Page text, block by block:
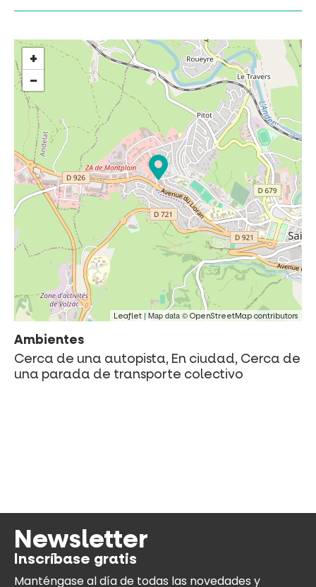
+
−
Leaflet | Map data © OpenStreetMap contributors
Ambientes
Cerca de una autopista, En ciudad, Cerca de
una parada de transporte colectivo
Newsletter
Inscríbase gratis
Manténgase al díade todas las novedades y